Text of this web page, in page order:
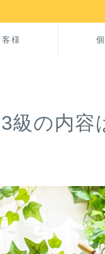
様
級の内容